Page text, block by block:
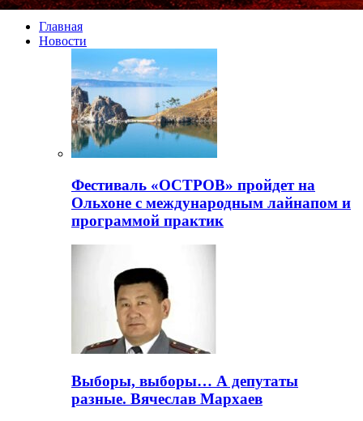
Главная
Новости
Фестиваль «ОСТРОВ» пройдет на
Ольхоне с международным лайнапом и
программой практик
Выборы, выборы… А депутаты
разные. Вячеслав Мархаев